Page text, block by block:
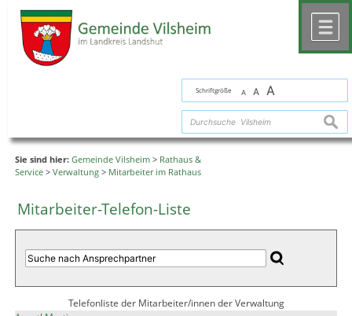
Schriftgröße A A A
Sie sind hier: Gemeinde Vilsheim > Rathaus &
Service > Verwaltung > Mitarbeiter im Rathaus
Mitarbeiter-Telefon-Liste
Telefonliste der Mitarbeiter/innen der Verwaltung